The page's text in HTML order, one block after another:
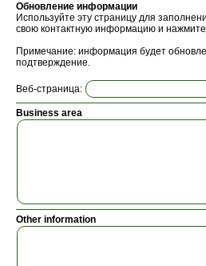
Обновление информации
Используйте эту страницу для
свою контактную информацию и нажмите
Примечание: информация будет
подтверждение.
Веб-страница:
Business area
Other information